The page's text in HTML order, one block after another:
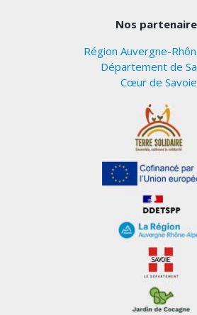
Nos
Région Auvergne-
Département de
Cœur de Savoie